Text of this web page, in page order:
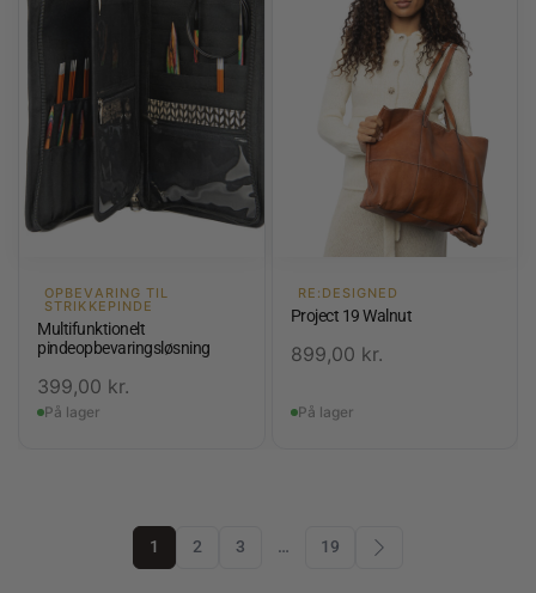
OPBEVARING TIL
STRIKKEPINDE
Multifunktionelt
pindeopbevaringsløsning
399,00 kr.
På lager
RE:DESIGNED
Project 19 Walnut
899,00 kr.
På lager
1 2 3 … 19